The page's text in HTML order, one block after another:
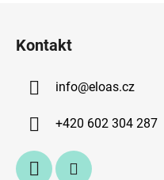
Kontakt
info@eloas.cz
+420 602 304 287